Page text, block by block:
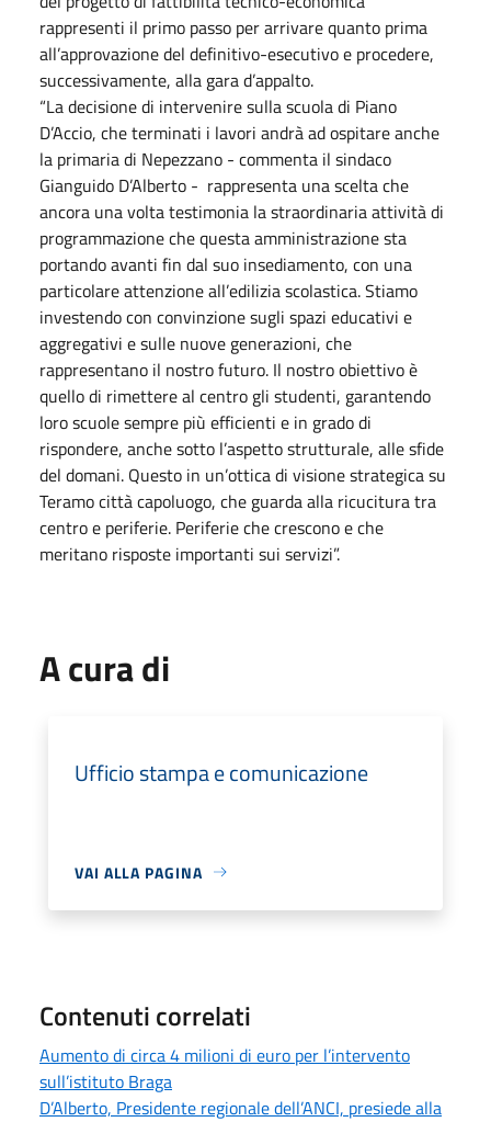
rappresenti il primo passo per arrivare quanto prima
all’approvazione del definitivo-esecutivo e procedere,
successivamente, alla gara d’appalto.
“La decisione di intervenire sulla scuola di Piano
D’Accio, che terminati i lavori andrà ad ospitare anche
la primaria di Nepezzano - commenta il sindaco
Gianguido D’Alberto - rappresenta una scelta che
ancora una volta testimonia la straordinaria attività di
programmazione che questa amministrazione sta
portando avanti fin dal suo insediamento, con una
particolare attenzione all’edilizia scolastica. Stiamo
investendo con convinzione sugli spazi educativi e
aggregativi e sulle nuove generazioni, che
rappresentano il nostro futuro. Il nostro obiettivo è
quello di rimettere al centro gli studenti, garantendo
loro scuole sempre più efficienti e in grado di
rispondere, anche sotto l’aspetto strutturale, alle sfide
del domani. Questo in un’ottica di visione strategica su
Teramo città capoluogo, che guarda alla ricucitura tra
centro e periferie. Periferie che crescono e che
meritano risposte importanti sui servizi”.
A cura di
Ufficio stampa e comunicazione
VAI ALLA PAGINA
Contenuti correlati
Aumento di circa 4 milioni di euro per l’intervento
sull’istituto Braga
D’Alberto, Presidente regionale dell’ANCI, presiede alla